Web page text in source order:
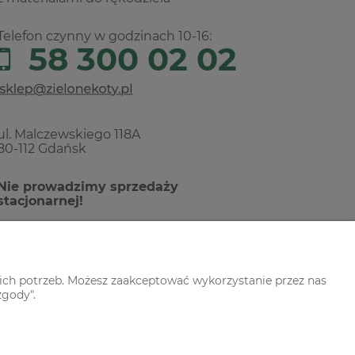
czynny w godzinach 10-16:
58 300 02 02
Malczewskiego 118A
112 Gdańsk
prowadzimy sprzedaży
potrzeb. Możesz zaakceptować wykorzystanie przez nas